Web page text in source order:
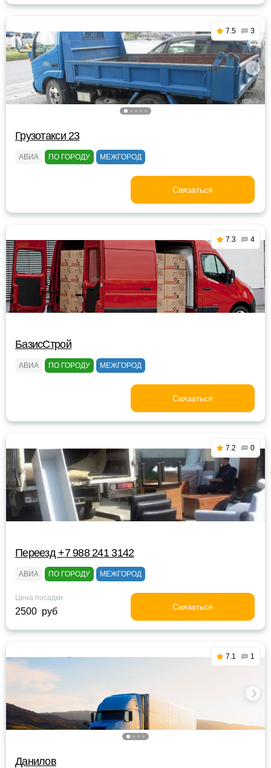
7.5 3
Грузотакси 23
АВИА ПО ГОРОДУ МЕЖГОРОД
Связаться
7.3 4
БазисСтрой
АВИА ПО ГОРОДУ МЕЖГОРОД
Связаться
7.2 0
Переезд +7 988 241 3142
АВИА ПО ГОРОДУ МЕЖГОРОД
Цена посадки
2500 руб Связаться
7.1 1
Данилов